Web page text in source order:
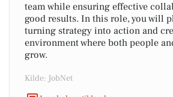
team while ensuring effective
good results. In this role, you will
turning strategy into action and
environment where both people
grow.
Kilde: JobNet